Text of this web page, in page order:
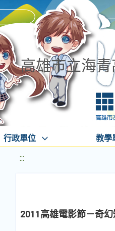
高雄市立海
行政單位 教學
:::
2011高雄電影節－奇